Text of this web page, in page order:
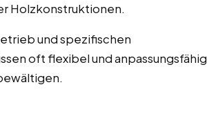
Holzkonstruktionen.
und spezifischen
oft flexibel und anpassungsfähig